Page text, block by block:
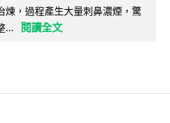
煉，過程產生大量刺鼻濃煙，驚
...
閱讀全文